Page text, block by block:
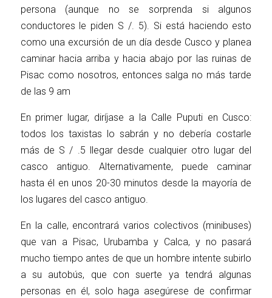
persona (aunque no se sorprenda si algunos
conductores le piden S /. 5). Si está haciendo esto
como una excursión de un día desde Cusco y planea
caminar hacia arriba y hacia abajo por las ruinas de
Pisac como nosotros, entonces salga no más tarde
de las 9 am
En primer lugar, diríjase a la Calle Puputi en Cusco:
todos los taxistas lo sabrán y no debería costarle
más de S / .5 llegar desde cualquier otro lugar del
casco antiguo. Alternativamente, puede caminar
hasta él en unos 20-30 minutos desde la mayoría de
los lugares del casco antiguo.
En la calle, encontrará varios colectivos (minibuses)
que van a Pisac, Urubamba y Calca, y no pasará
mucho tiempo antes de que un hombre intente subirlo
a su autobús, que con suerte ya tendrá algunas
personas en él, solo haga asegúrese de confirmar